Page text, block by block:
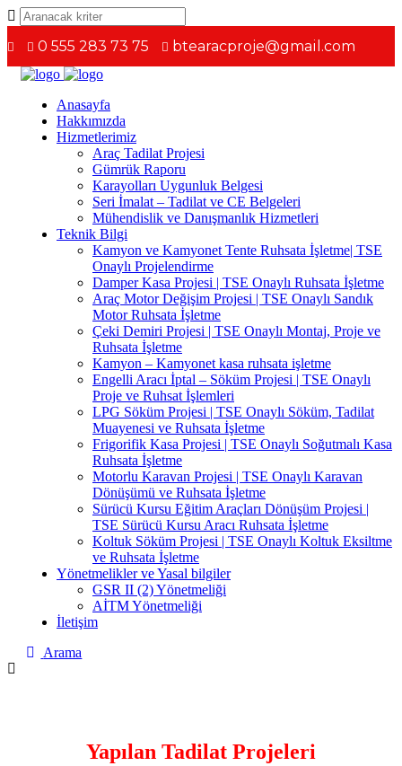
0 555 283 73 75 btearacproje@gmail.com
Anasayfa
Hakkımızda
Hizmetlerimiz
Araç Tadilat Projesi
Gümrük Raporu
Karayolları Uygunluk Belgesi
Seri İmalat – Tadilat ve CE Belgeleri
Mühendislik ve Danışmanlık Hizmetleri
Teknik Bilgi
Kamyon ve Kamyonet Tente Ruhsata İşletme| TSE
Onaylı Projelendirme
Damper Kasa Projesi | TSE Onaylı Ruhsata İşletme
Araç Motor Değişim Projesi | TSE Onaylı Sandık
Motor Ruhsata İşletme
Çeki Demiri Projesi | TSE Onaylı Montaj, Proje ve
Ruhsata İşletme
Kamyon – Kamyonet kasa ruhsata işletme
Engelli Aracı İptal – Söküm Projesi | TSE Onaylı
Proje ve Ruhsat İşlemleri
LPG Söküm Projesi | TSE Onaylı Söküm, Tadilat
Muayenesi ve Ruhsata İşletme
Frigorifik Kasa Projesi | TSE Onaylı Soğutmalı Kasa
Ruhsata İşletme
Motorlu Karavan Projesi | TSE Onaylı Karavan
Dönüşümü ve Ruhsata İşletme
Sürücü Kursu Eğitim Araçları Dönüşüm Projesi |
TSE Sürücü Kursu Aracı Ruhsata İşletme
Koltuk Söküm Projesi | TSE Onaylı Koltuk Eksiltme
ve Ruhsata İşletme
Yönetmelikler ve Yasal bilgiler
GSR II (2) Yönetmeliği
AİTM Yönetmeliği
İletişim
Arama
Yapılan Tadilat Projeleri